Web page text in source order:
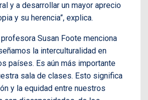
y a desarrollar un mayor aprecio
y su herencia”, explica.
Susan Foote menciona
la interculturalidad en
países. Es aún más importante
sala de clases. Esto significa
y la equidad entre nuestros